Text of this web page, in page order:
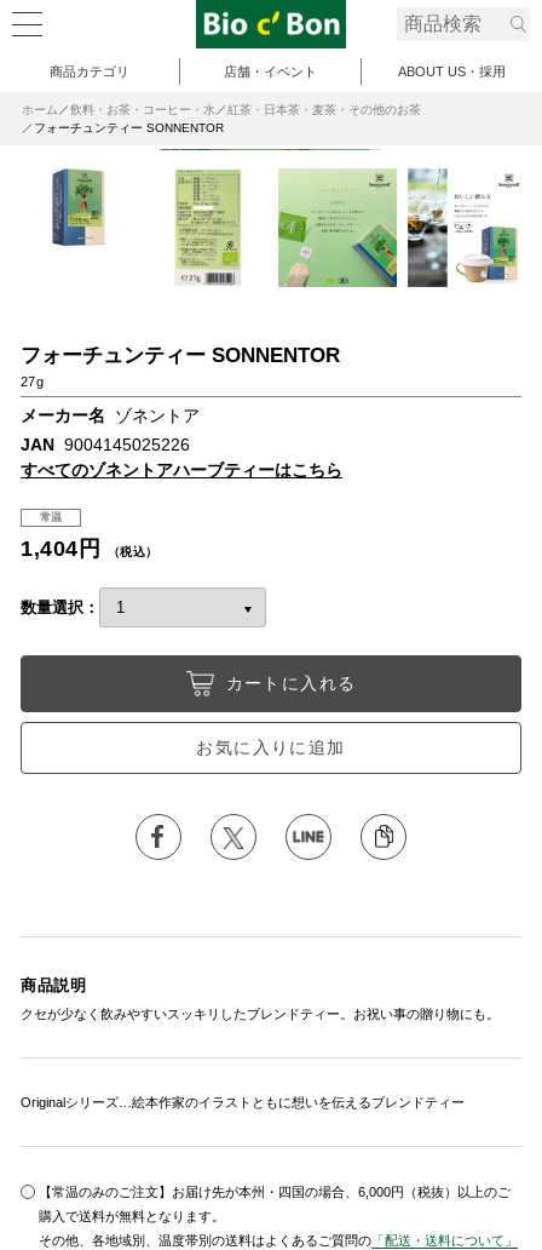
商品カテゴリ 店舗・イベント ABOUT US・採用
ホーム 飲料・お茶・コーヒー・水
紅茶・日本茶・麦茶・その他のお茶
フォーチュンティー SONNENTOR
フォーチュンティー SONNENTOR
27g
メーカー名
ゾネントア
JAN 9004145025226
すべてのゾネントアハーブティーはこちら
常温
1,404円 （税込）
数量選択：
カートに入れる
お気に入りに追加
商品説明
クセが少なく飲みやすいスッキリしたブレンドティー。お祝い事の贈り物にも。
Originalシリーズ…絵本作家のイラストともに想いを伝えるブレンドティー
【常温のみのご注文】お届け先が本州・四国の場合、6,000円（税抜）以上のご
購入で送料が無料となります。
その他、各地域別、温度帯別の送料はよくあるご質問の 「配送・送料について」